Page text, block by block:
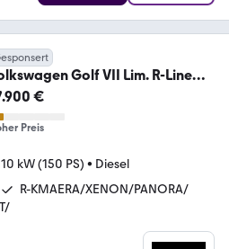
Golf VII Lim. R-Line
BMT 4Motion
€
Preis
kW (150 PS) • Diesel
R-KMAERA/XENON/PANORA/